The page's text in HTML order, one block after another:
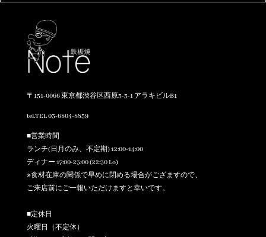
〒151-0066 東京都渋谷区西原3-3-1 アラキビルB1
tel.TEL 03-6804-8859
■営業時間
ランチ(日月のみ、不定期) 12:00-14:00
ディナー 17:00-23:00 (22:30 Lo)
※食材在庫の関係で早めに閉める場合がござますので、
ご来店前にご一報いただけますと幸いです。
■定休日
火曜日（不定休）